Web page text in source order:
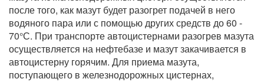
после того, как мазут будет разогрет подачей в него
водяного пара или с помощью других средств до 60 -
70°С. При транспорте автоцистернами разогрев мазута
осуществляется на нефтебазе и мазут закачивается в
автоцистерну горячим. Для приема мазута,
поступающего в железнодорожных цистернах,